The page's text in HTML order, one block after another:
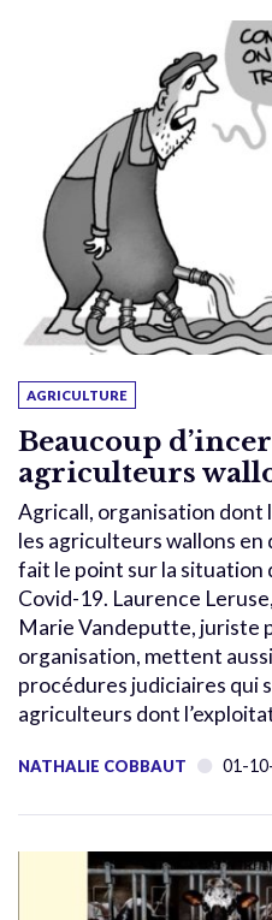
AGRICULTURE
Beaucoup
agriculteurs
Agricall, organisation dont
les agriculteurs wallons
fait le point sur la situation
Covid-19. Laurence
Marie Vandeputte, juriste
organisation, mettent
procédures judiciaires qui
agriculteurs dont
NATHALIE COBBAUT 01-